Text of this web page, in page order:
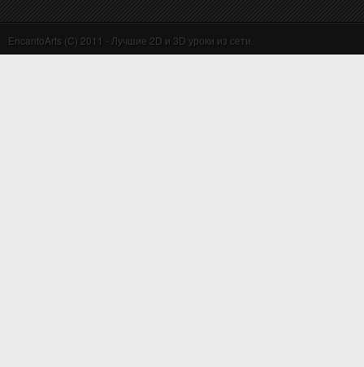
EncantoArts (C) 2011 - Лучшие 2D и 3D уроки из сети.